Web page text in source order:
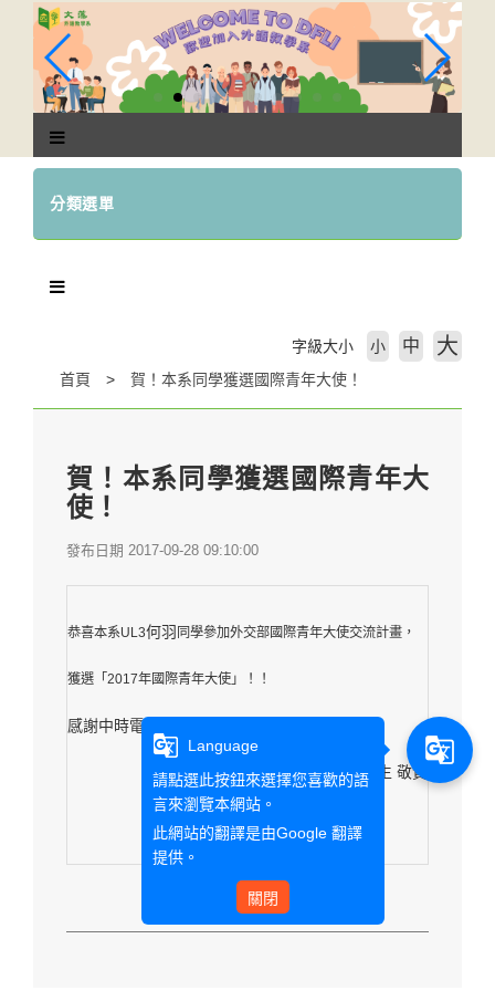
區
分類選單
首頁 賀！本系同學獲選國際青年大使！
字級大小 小 中 大
賀！本系同學獲選國際青年大
使！
發布日期 2017-09-28 09:10:00
恭喜本系UL3何羽 同學參加外交部國際青年大使交流計畫，
獲選「2017年國際青年大使」！！
感謝中時電子報採訪報導(報導
外語教學系全體師生 敬賀
g_translate
Language
請點選此按鈕來選擇您喜歡的語
言來瀏覽本網站。
此網站的翻譯是由Google 翻譯
提供。
關閉
g_translate